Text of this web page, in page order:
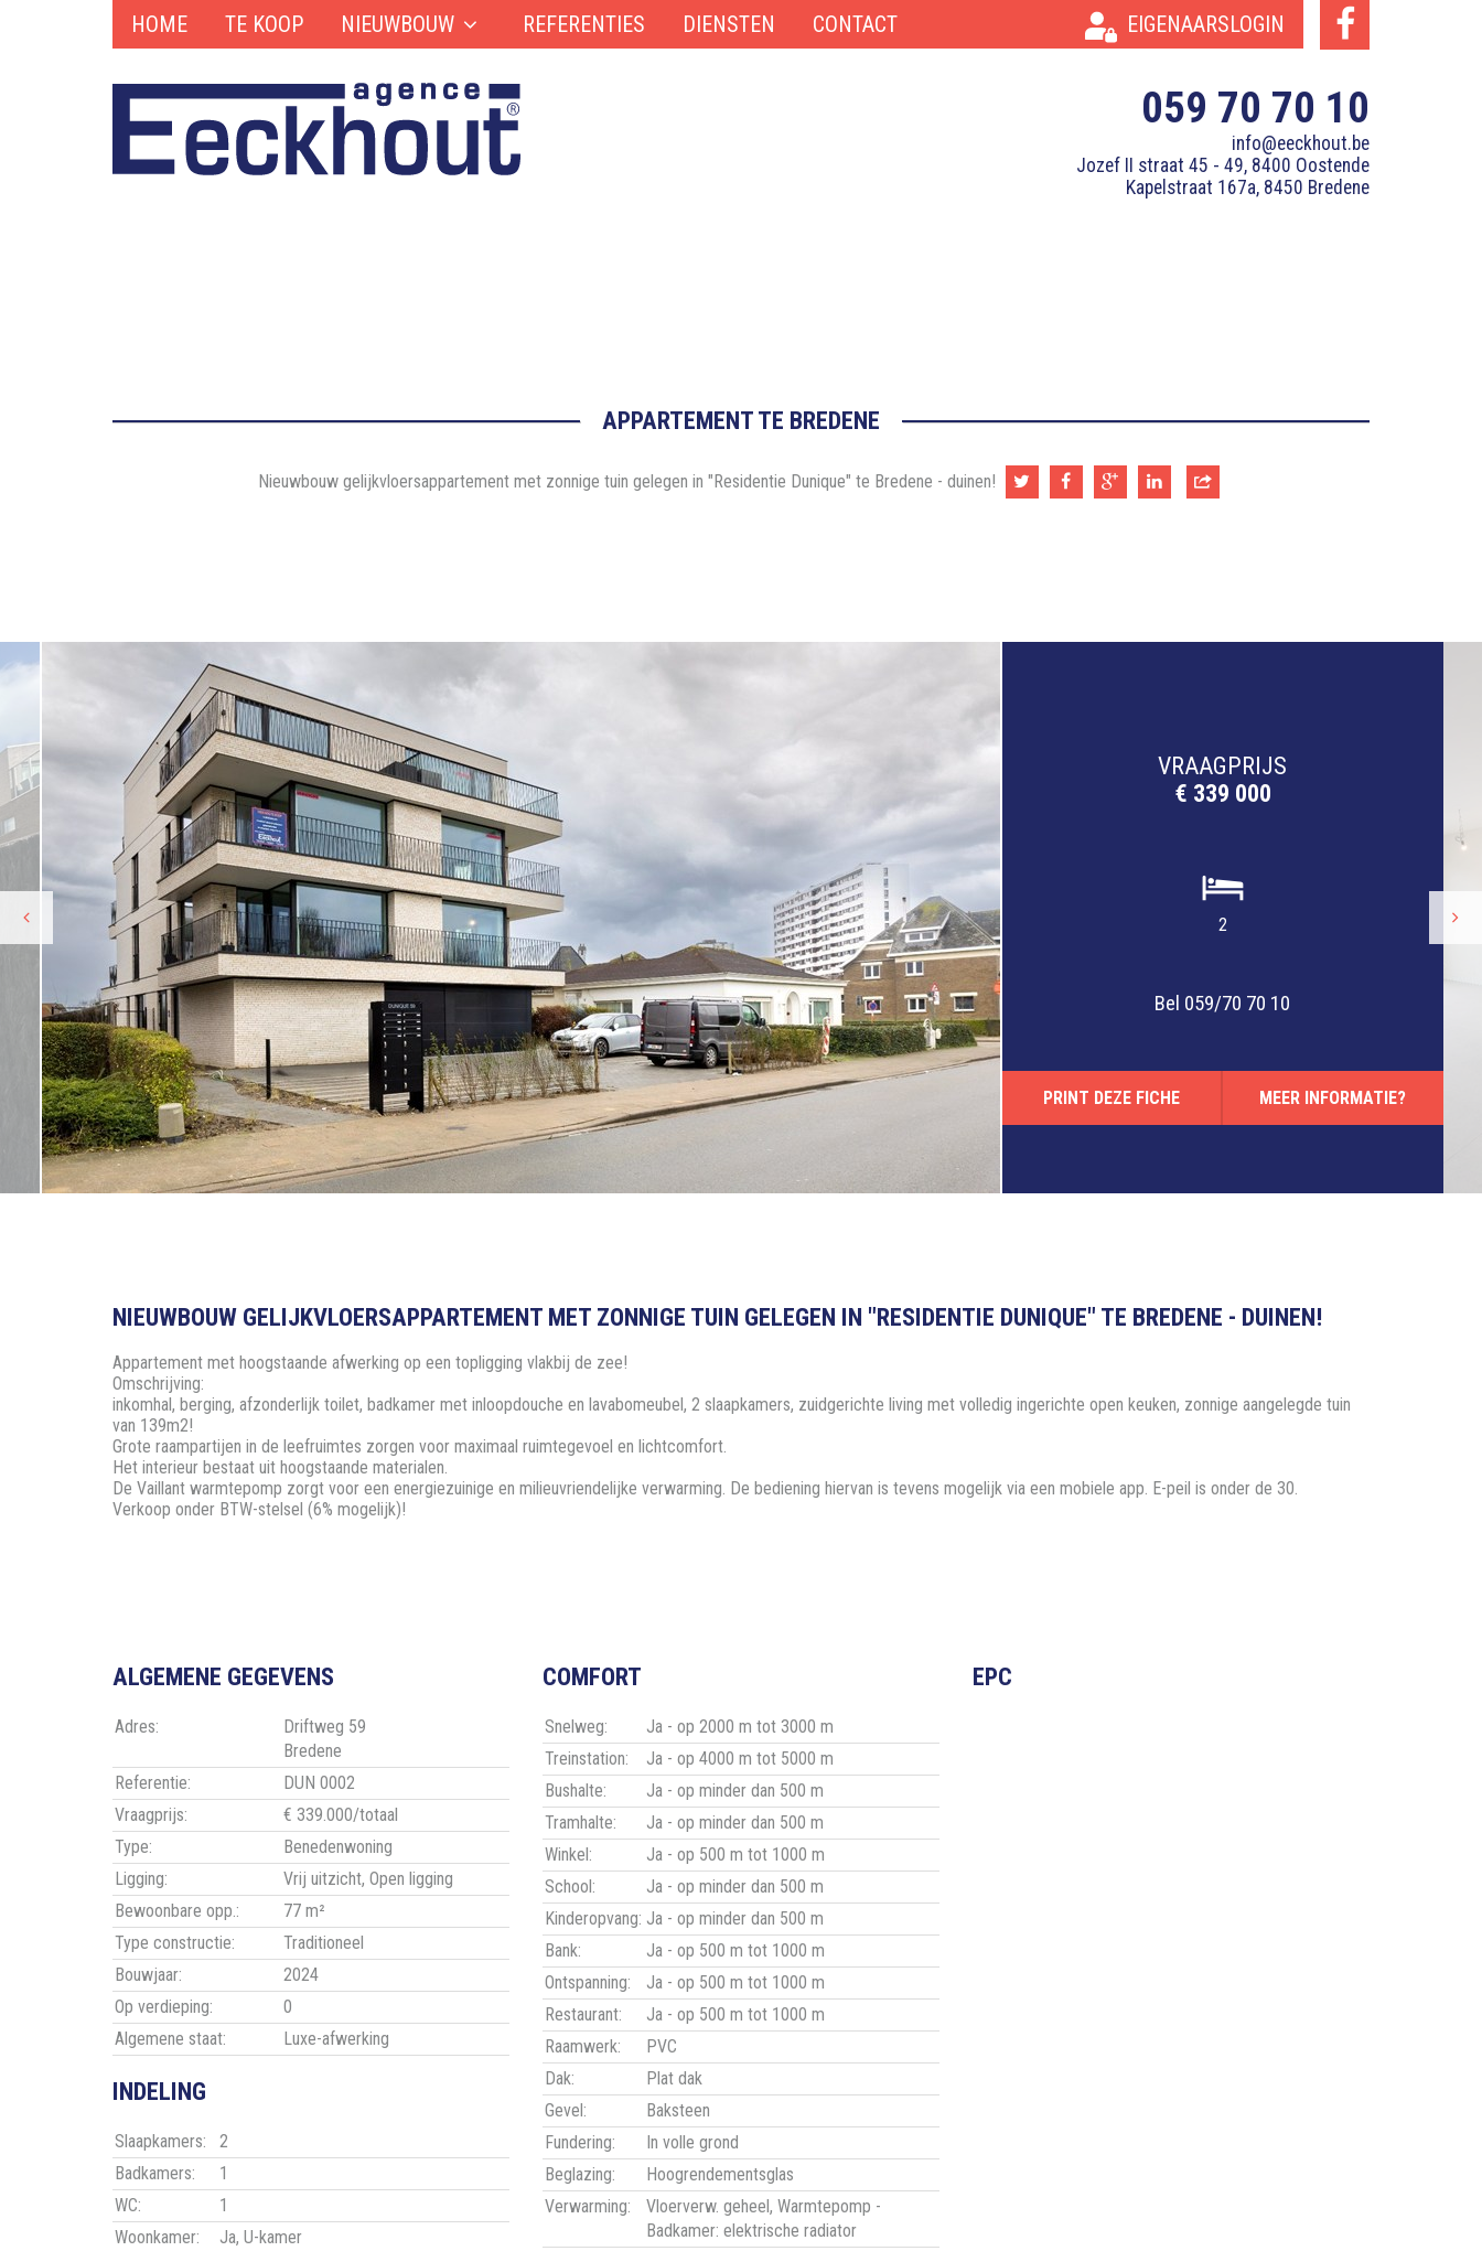
HOME TE KOOP NIEUWBOUW REFERENTIES DIENSTEN CONTACT EIGENAARSLOGIN
059 70 70 10
info@eeckhout.be
Jozef II straat 45 - 49, 8400 Oostende
Kapelstraat 167a, 8450 Bredene
APPARTEMENT TE BREDENE
Nieuwbouw gelijkvloersappartement met zonnige tuin gelegen in "Residentie Dunique" te Bredene - duinen!
VRAAGPRIJS
€ 339 000
2
Bel 059/70 70 10
PRINT DEZE FICHE MEER INFORMATIE?
NIEUWBOUW GELIJKVLOERSAPPARTEMENT MET ZONNIGE TUIN GELEGEN IN "RESIDENTIE DUNIQUE" TE BREDENE - DUINEN!
Appartement met hoogstaande afwerking op een topligging vlakbij de zee!
Omschrijving:
inkomhal, berging, afzonderlijk toilet, badkamer met inloopdouche en lavabomeubel, 2 slaapkamers, zuidgerichte living met volledig ingerichte open keuken, zonnige aangelegde tuin
van 139m2!
Grote raampartijen in de leefruimtes zorgen voor maximaal ruimtegevoel en lichtcomfort.
Het interieur bestaat uit hoogstaande materialen.
De Vaillant warmtepomp zorgt voor een energiezuinige en milieuvriendelijke verwarming. De bediening hiervan is tevens mogelijk via een mobiele app. E-peil is onder de 30.
Verkoop onder BTW-stelsel (6% mogelijk)!
ALGEMENE GEGEVENS
Adres:
Driftweg 59
Bredene
Referentie:
DUN 0002
Vraagprijs:
€ 339.000/totaal
Type:
Benedenwoning
Ligging:
Vrij uitzicht, Open ligging
Bewoonbare opp.:
77 m²
Type constructie:
Traditioneel
Bouwjaar:
2024
Op verdieping:
0
Algemene staat:
Luxe-afwerking
INDELING
Slaapkamers:
2
Badkamers:
1
WC:
1
Woonkamer:
Ja, U-kamer
COMFORT
Snelweg:
Ja - op 2000 m tot 3000 m
Treinstation:
Ja - op 4000 m tot 5000 m
Bushalte:
Ja - op minder dan 500 m
Tramhalte:
Ja - op minder dan 500 m
Winkel:
Ja - op 500 m tot 1000 m
School:
Ja - op minder dan 500 m
Kinderopvang: Ja - op minder dan 500 m
Bank:
Ja - op 500 m tot 1000 m
Ontspanning:
Ja - op 500 m tot 1000 m
Restaurant:
Ja - op 500 m tot 1000 m
Raamwerk:
PVC
Dak:
Plat dak
Gevel:
Baksteen
Fundering:
In volle grond
Beglazing:
Hoogrendementsglas
Verwarming:
Vloerverw. geheel, Warmtepomp -
Badkamer: elektrische radiator
EPC